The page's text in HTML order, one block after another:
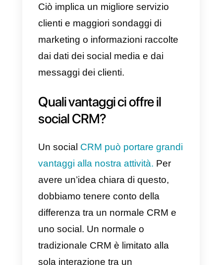
Il Social CRM non è altro che
l’integrazione dei canali di
comunicazione comunemente
Customer Relationship
recenti e con l’arrivo della
digitalizzazione, le piattaforme
CRM riescono a supportare
maggiormente i social media
insieme ai canali tradizionali in
modo che i clienti possano